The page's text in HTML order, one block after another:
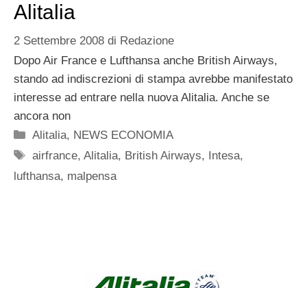
Alitalia
2 Settembre 2008 di Redazione
Dopo Air France e Lufthansa anche British Airways,
stando ad indiscrezioni di stampa avrebbe manifestato
interesse ad entrare nella nuova Alitalia. Anche se
ancora non
Categorie
Alitalia, NEWS ECONOMIA
Tag
airfrance,Alitalia, British Airways, Intesa,
lufthansa, malpensa